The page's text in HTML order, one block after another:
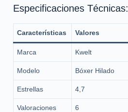
Especificaciones Técnicas:
Características Valores
Marca Kwelt
Modelo Bóxer Hilado
Estrellas 4,7
Valoraciones 6